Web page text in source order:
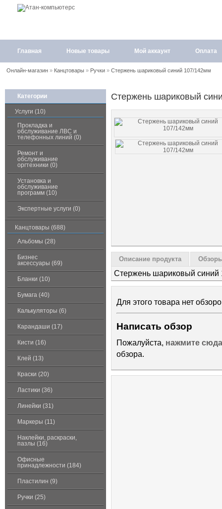
Главная Новые товары Мой аккаунт Оплата
Онлайн-магазин» Канцтовары» Ручки» Стержень шариковый синий 107/142мм
Категории
Услуги (10)
Прокладка и
обслуживание ЛВС и
телефонных линий (0)
Ремонт и
обслуживание
оргтехники (0)
Установка и
обслуживание
программ (10)
Экспертные услуги (0)
Канцтовары (688)
Альбомы (28)
Бизнес
аксессуары (69)
Бланки (10)
Бумага (40)
Калькуляторы (6)
Карандаши (17)
Кисти (16)
Клей (13)
Краски (20)
Ластики (36)
Линейки (31)
Маркеры (11)
Наклейки, раскраски,
пазлы (16)
Офисные
принадлежности (184)
Пластилин (9)
Ручки (25)
Стержень шариковый
Описание продукта
Стержень шариковый синий
Для этого товара нет
Написать обзор
Пожалуйста, нажмите сюда
обзора.